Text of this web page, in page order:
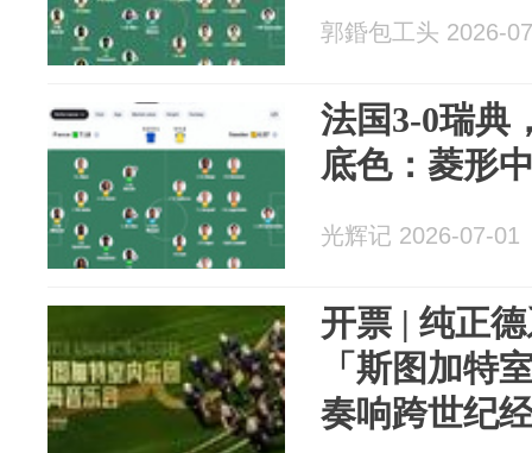
郭錉包工头 2026-
法国3-0瑞典
底色：菱形
光辉记 2026-07-01
开票 | 纯正
「斯图加特
奏响跨世纪